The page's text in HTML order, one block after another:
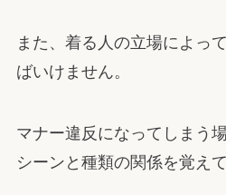
また、着る人の立場によっ
ばいけません。
マナー違反になってしまう
シーンと種類の関係を覚え